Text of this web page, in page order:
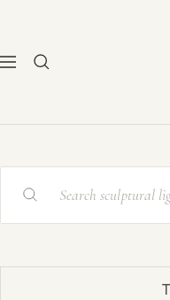
contenu
Navigation